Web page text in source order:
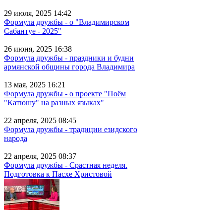
29 июля, 2025 14:42
Формула дружбы - о "Владимирском
Сабантуе - 2025"
26 июня, 2025 16:38
Формула дружбы - праздники и будни
армянской общины города Владимира
13 мая, 2025 16:21
Формула дружбы - о проекте "Поём
"Катюшу" на разных языках"
22 апреля, 2025 08:45
Формула дружбы - традиции езидского
народа
22 апреля, 2025 08:37
Формула дружбы - Срастная неделя.
Подготовка к Пасхе Христовой